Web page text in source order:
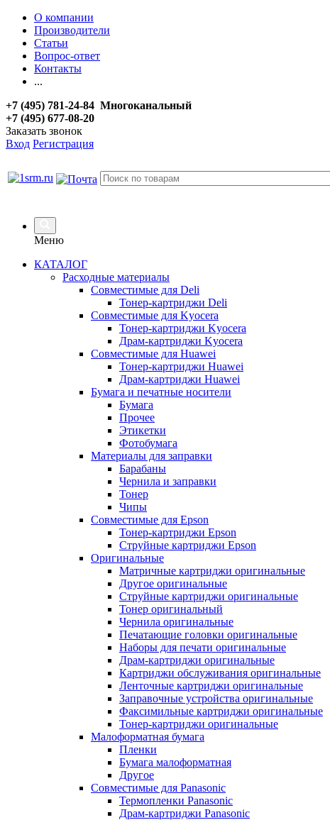
О компании
Производители
Статьи
Вопрос-ответ
Контакты
...
+7 (495) 781-24-84 Многоканальный
+7 (495) 677-08-20
Заказать звонок
Вход Регистрация
Меню
КАТАЛОГ
Расходные материалы
Совместимые для Deli
Тонер-картриджи Deli
Совместимые для Kyocera
Тонер-картриджи Kyocera
Драм-картриджи Kyocera
Совместимые для Huawei
Тонер-картриджи Huawei
Драм-картриджи Huawei
Бумага и печатные носители
Бумага
Прочее
Этикетки
Фотобумага
Материалы для заправки
Барабаны
Чернила и заправки
Тонер
Чипы
Совместимые для Epson
Тонер-картриджи Epson
Струйные картриджи Epson
Оригинальные
Матричные картриджи оригинальные
Другое оригинальные
Струйные картриджи оригинальные
Тонер оригинальный
Чернила оригинальные
Печатающие головки оригинальные
Наборы для печати оригинальные
Драм-картриджи оригинальные
Картриджи обслуживания оригинальные
Ленточные картриджи оригинальные
Заправочные устройства оригинальные
Факсимильные картриджи оригинальные
Тонер-картриджи оригинальные
Малоформатная бумага
Пленки
Бумага малоформатная
Другое
Совместимые для Panasonic
Термопленки Panasonic
Драм-картриджи Panasonic